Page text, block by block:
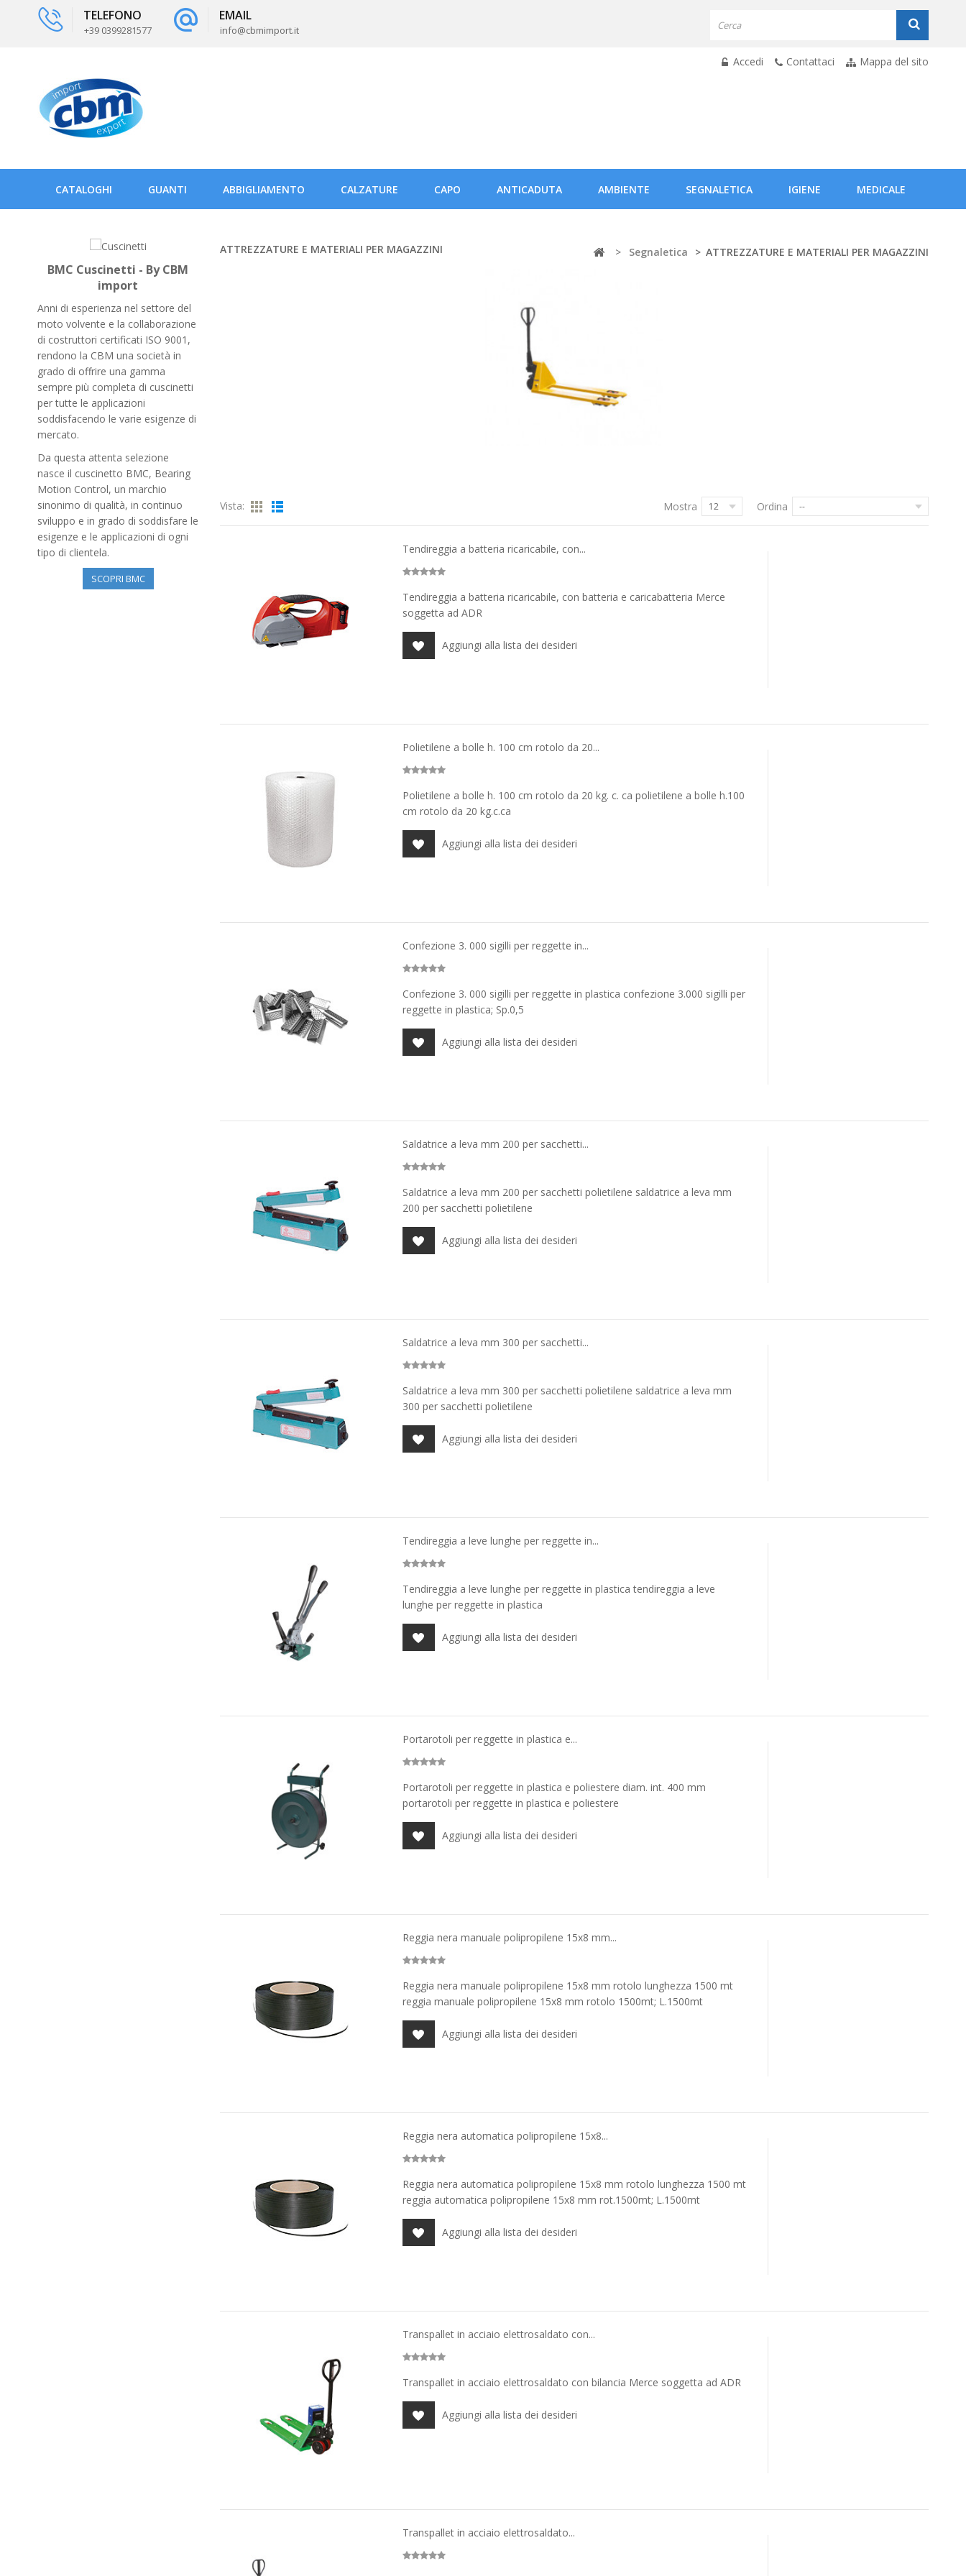
TELEFONO
+39 0399281577
EMAIL
info@cbmimport.it
Accedi Contattaci Mappa del sito
CATALOGHI GUANTI ABBIGLIAMENTO CALZATURE CAPO ANTICADUTA AMBIENTE SEGNALETICA IGIENE MEDICALE
BMC Cuscinetti - By CBM
import
Anni di esperienza nel settore del
moto volvente e la collaborazione
di costruttori certificati ISO 9001,
rendono la CBM una società in
grado di offrire una gamma
sempre più completa di cuscinetti
per tutte le applicazioni
soddisfacendo le varie esigenze di
mercato.
Da questa attenta selezione
nasce il cuscinetto BMC, Bearing
Motion Control, un marchio
sinonimo di qualità, in continuo
sviluppo e in grado di soddisfare le
esigenze e le applicazioni di ogni
tipo di clientela.
SCOPRI BMC
ATTREZZATURE E MATERIALI PER MAGAZZINI > Segnaletica > ATTREZZATURE E MATERIALI PER MAGAZZINI
Vista: Ordina --
Mostra 12
Tendireggia a batteria ricaricabile, con...
Tendireggia a batteria ricaricabile, con batteria e caricabatteria Merce
soggetta ad ADR
Aggiungi alla lista dei desideri
Polietilene a bolle h. 100 cm rotolo da 20...
Polietilene a bolle h. 100 cm rotolo da 20 kg. c. ca polietilene a bolle h.100
cm rotolo da 20 kg.c.ca
Aggiungi alla lista dei desideri
Confezione 3. 000 sigilli per reggette in...
Confezione 3. 000 sigilli per reggette in plastica confezione 3.000 sigilli per
reggette in plastica; Sp.0,5
Aggiungi alla lista dei desideri
Saldatrice a leva mm 200 per sacchetti...
Saldatrice a leva mm 200 per sacchetti polietilene saldatrice a leva mm
200 per sacchetti polietilene
Aggiungi alla lista dei desideri
Saldatrice a leva mm 300 per sacchetti...
Saldatrice a leva mm 300 per sacchetti polietilene saldatrice a leva mm
300 per sacchetti polietilene
Aggiungi alla lista dei desideri
Tendireggia a leve lunghe per reggette in...
Tendireggia a leve lunghe per reggette in plastica tendireggia a leve
lunghe per reggette in plastica
Aggiungi alla lista dei desideri
Portarotoli per reggette in plastica e...
Portarotoli per reggette in plastica e poliestere diam. int. 400 mm
portarotoli per reggette in plastica e poliestere
Aggiungi alla lista dei desideri
Reggia nera manuale polipropilene 15x8 mm...
Reggia nera manuale polipropilene 15x8 mm rotolo lunghezza 1500 mt
reggia manuale polipropilene 15x8 mm rotolo 1500mt; L.1500mt
Aggiungi alla lista dei desideri
Reggia nera automatica polipropilene 15x8...
Reggia nera automatica polipropilene 15x8 mm rotolo lunghezza 1500 mt
reggia automatica polipropilene 15x8 mm rot.1500mt; L.1500mt
Aggiungi alla lista dei desideri
Transpallet in acciaio elettrosaldato con...
Transpallet in acciaio elettrosaldato con bilancia Merce soggetta ad ADR
Aggiungi alla lista dei desideri
Transpallet in acciaio elettrosaldato...